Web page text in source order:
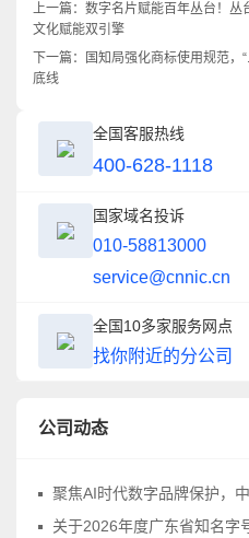
上一篇： 数字名片赋能百年丛台！丛
文化赋能双引擎
下一篇：
国知局强化商标使用规范，
底线
全国客服热线
400-628-1118
国家域名投诉
010-58813000
service@cnnic.cn
全国10多家服务网点
找你附近的分公司
公司动态
聚焦AI时代数字品牌保护，中华商标协会
关于2026年度广东省知名字